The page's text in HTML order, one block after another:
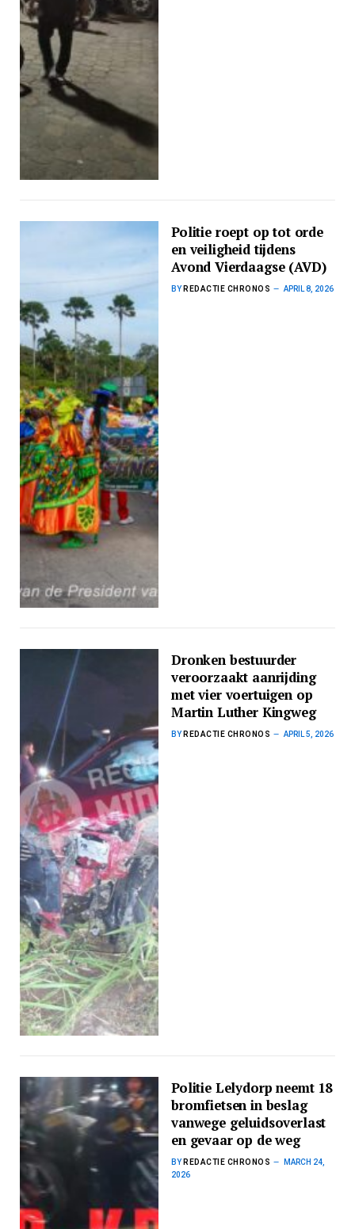
Politie roept op tot orde
en veiligheid tijdens
Avond Vierdaagse (AVD)
BY REDACTIE CHRONOS APRIL 8, 2026
Dronken bestuurder
veroorzaakt aanrijding
met vier voertuigen op
Martin Luther Kingweg
BY REDACTIE CHRONOS APRIL 5, 2026
Politie Lelydorp neemt 18
bromfietsen in beslag
vanwege geluidsoverlast
en gevaar op de weg
BY REDACTIE CHRONOS
MARCH 24,
2026